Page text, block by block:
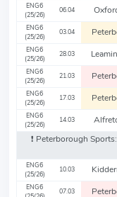
ENG6
(25/26)
06.04
ENG6
(25/26)
03.04
ENG6
(25/26)
28.03
ENG6
(25/26)
21.03
ENG6
(25/26)
17.03
ENG6
(25/26)
14.03
❗️ Peterborough
ENG6
(25/26)
10.03
ENG6
07.03